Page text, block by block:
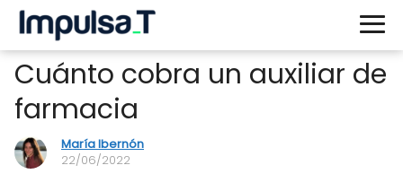
Cuánto cobra un auxiliar de
farmacia
María Ibernón
22/06/2022